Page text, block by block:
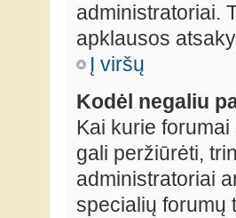
administratoriai.
apklausos
Į viršų
Kodėl negaliu
Kai kurie
gali peržiūrėti,
administratoriai
specialių forumų